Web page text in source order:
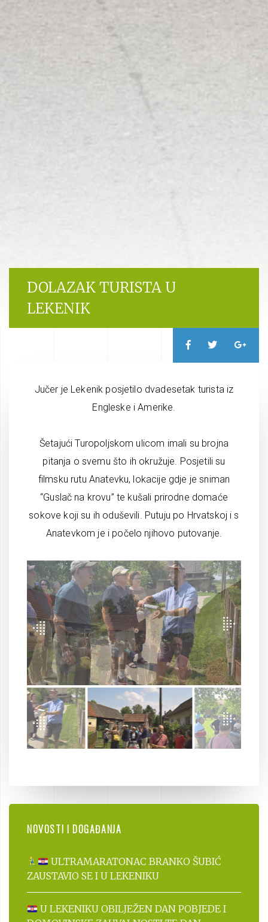
DOLAZAK TURISTA U
LEKENIK
Jučer je Lekenik posjetilo dvadesetak turista iz
Engleske i Amerike.
Šetajući Turopoljskom ulicom imali su brojna
pitanja o svemu što ih okružuje. Posjetili su
filmsku rutu Anatevku, lokacije gdje je sniman
“Guslač na krovu” te kušali prirodne domaće
sokove koji su ih oduševili. Putuju po Hrvatskoj i s
Anatevkom je i počelo njihovo putovanje.
NOVOSTI I DOGAĐANJA
ULTRAMARATONAC BRANKO ŠUBIĆ
ZAUSTAVIO SE I U LEKENIKU
U LEKENIKU OBILJEŽEN DAN POBJEDE I